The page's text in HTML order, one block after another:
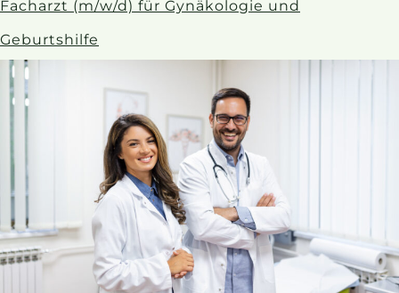
Facharzt (m/w/d) für Gynäkologie und
Geburtshilfe